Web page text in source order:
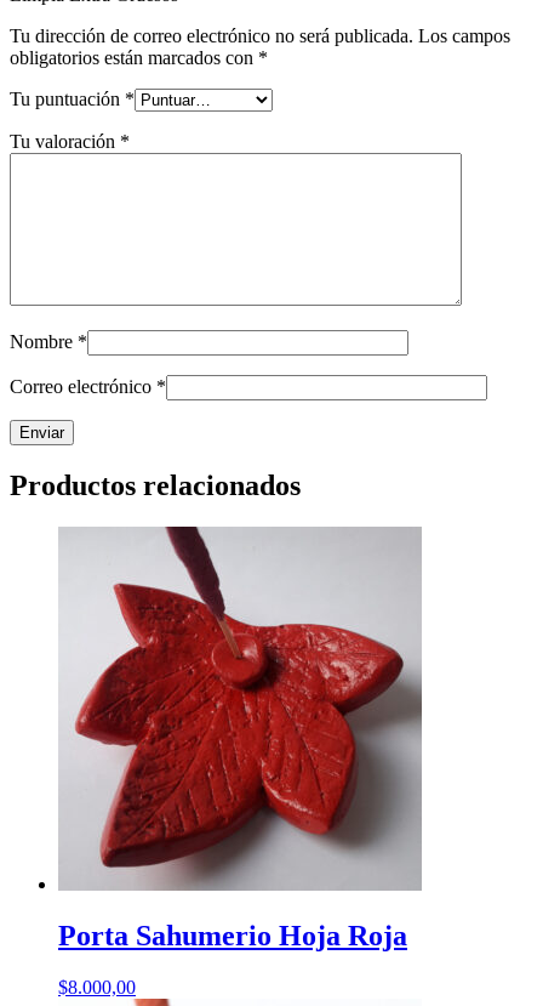
Tu dirección de correo electrónico no será publicada. Los campos
obligatorios están marcados con *
Tu puntuación *
Tu valoración *
Nombre *
Correo electrónico *
Productos relacionados
Porta Sahumerio Hoja Roja
$8.000,00